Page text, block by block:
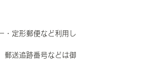
・定形郵便など利用し
郵送追跡番号などは御